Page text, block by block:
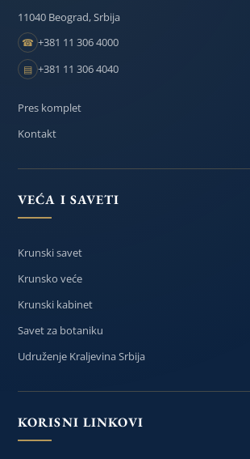
11040 Beograd, Srbija
☎ +381 11 306 4000
▤ +381 11 306 4040
Pres komplet
Kontakt
VEĆA I SAVETI
Krunski savet
Krunsko veće
Krunski kabinet
Savet za botaniku
Udruženje Kraljevina Srbija
KORISNI LINKOVI